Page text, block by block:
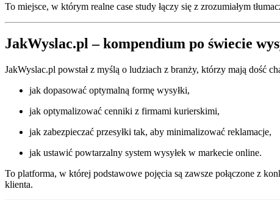
To miejsce, w którym realne case study łączy się z zrozumiałym
JakWyslac.pl – kompendium po świecie
JakWyslac.pl powstał z myślą o ludziach z branży, którzy mają dość
jak dopasować optymalną formę wysyłki,
jak optymalizować cenniki z firmami kurierskimi,
jak zabezpieczać przesyłki tak, aby minimalizować reklamacje,
jak ustawić powtarzalny system wysyłek w markecie online.
To platforma, w której podstawowe pojęcia są zawsze połączone z
klienta.